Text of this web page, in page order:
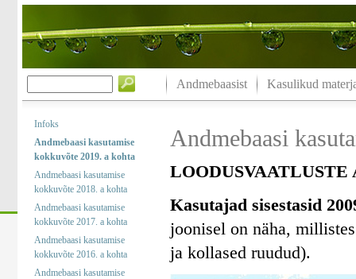
Andmebaasist Kasulikud
Infoks
Andmebaasi kasutamise
kokkuvõte 2019. a kohta
Andmebaasi kasutamise
kokkuvõte 2018. a kohta
Andmebaasi kasutamise
kokkuvõte 2017. a kohta
Andmebaasi kasutamise
kokkuvõte 2016. a kohta
Andmebaasi kasutamise
Andmebaasi
Kasutajad sisestasid
joonisel on näha,
ja kollased ruudud).